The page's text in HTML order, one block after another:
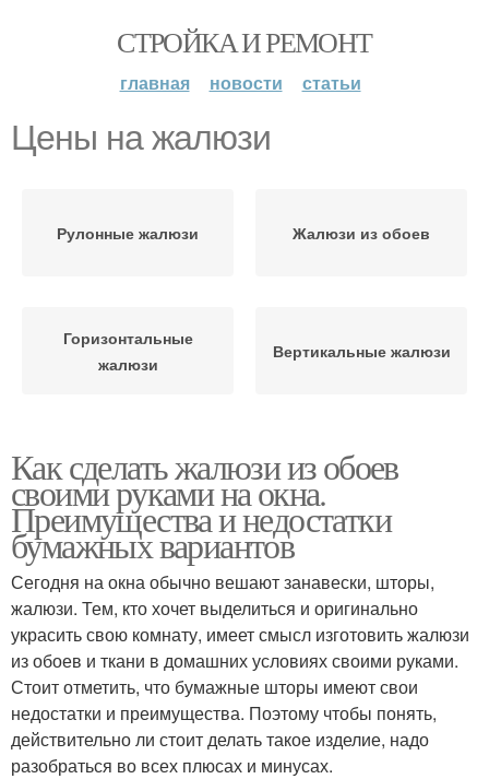
СТРОЙКА И РЕМОНТ
главная новости статьи
Цены на жалюзи
Рулонные жалюзи Жалюзи из обоев
Горизонтальные
жалюзи
Вертикальные жалюзи
Как сделать жалюзи из обоев
своими руками на окна.
Преимущества и недостатки
бумажных вариантов
Сегодня на окна обычно вешают занавески, шторы,
жалюзи. Тем, кто хочет выделиться и оригинально
украсить свою комнату, имеет смысл изготовить жалюзи
из обоев и ткани в домашних условиях своими руками.
Стоит отметить, что бумажные шторы имеют свои
недостатки и преимущества. Поэтому чтобы понять,
действительно ли стоит делать такое изделие, надо
разобраться во всех плюсах и минусах.